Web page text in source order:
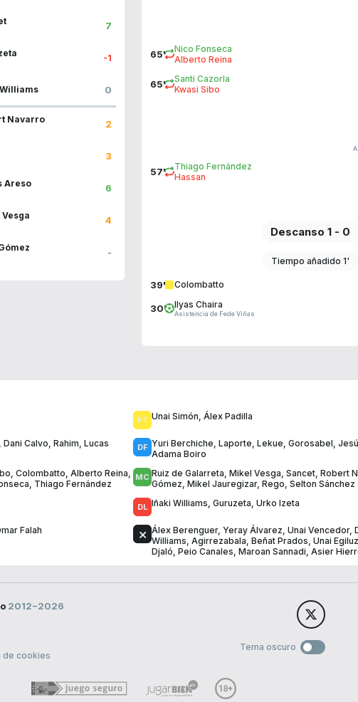
7
-1
0
Navarro 2
3
Areso 6
4
-
65'
Nico Fonseca
Alberto Reina
65'
Santi Cazorla
Kwasi Sibo
57'
Thiago Fernández
Hassan
Descanso 1 - 0
Tiempo añadido 1'
39' Colombatto
30' Ilyas Chaira
Asistencia de Fede Viñas
Dani Calvo Rahim Lucas
Colombatto Alberto Reina
Thiago Fernández
Falah
Unai Simón Álex Padilla
Yuri Berchiche Laporte Lekue Gorosabel
Adama Boiro
Ruiz de Galarreta Mikel Vesga Sancet Robert
Gómez Mikel Jauregizar, Rego Selton Sánchez
Iñaki Williams Guruzeta Urko Izeta
Álex Berenguer, Yeray Álvarez Unai Vencedor,
Williams Agirrezabala Beñat Prados Unai Egiluz
Djaló Peio Canales Maroan Sannadi Asier
2012−2026
de cookies
Tema oscuro